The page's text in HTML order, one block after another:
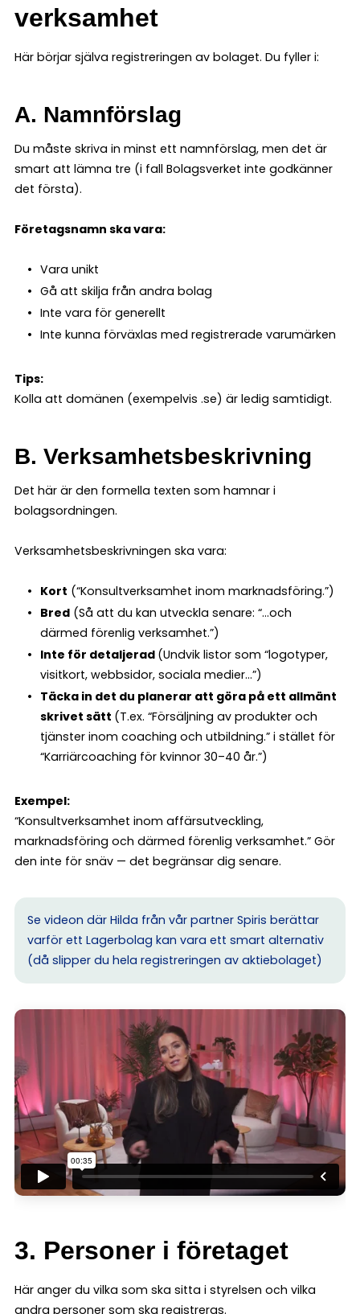
verksamhet
Här börjar själva registreringen av bolaget. Du fyller i:
A. Namnförslag
Du måste skriva in minst ett namnförslag, men det är
smart att lämna tre (i fall Bolagsverket inte godkänner
det första).
Företagsnamn ska vara:
Vara unikt
Gå att skilja från andra bolag
Inte vara för generellt
Inte kunna förväxlas med registrerade varumärken
Tips:
Kolla att domänen (exempelvis .se) är ledig samtidigt.
B. Verksamhetsbeskrivning
Det här är den formella texten som hamnar i
bolagsordningen.
Verksamhetsbeskrivningen ska vara:
Kort (“Konsultverksamhet inom marknadsföring.”)
Bred(Så att du kan utveckla senare: “…och
därmed förenlig verksamhet.”)
Inte för detaljerad (Undvik listor som “logotyper,
visitkort, webbsidor, sociala medier…”)
Täcka in det du planerar att göra på ett allmänt
skrivet sätt (T.ex. “Försäljning av produkter och
tjänster inom coaching och utbildning.” i stället för
“Karriärcoaching för kvinnor 30–40 år.”)
Exempel:
“Konsultverksamhet inom affärsutveckling,
marknadsföring och därmed förenlig verksamhet.” Gör
den inte för snäv — det begränsar dig senare.
Se videon där Hilda från vår partner Spiris berättar
varför ett Lagerbolag kan vara ett smart alternativ
(då slipper du hela registreringen av aktiebolaget)
3. Personer i företaget
Här anger du vilka som ska sitta i styrelsen och vilka
andra personer som ska registreras.